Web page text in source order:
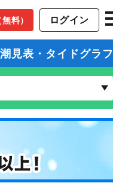
料） ログイン
潮見表・タイドグラフ